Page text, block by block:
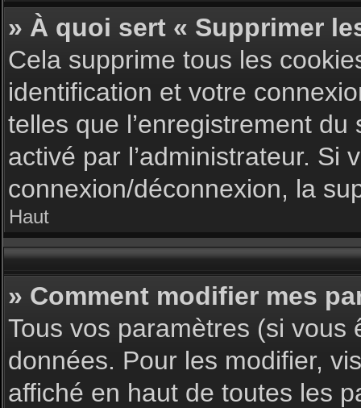
» À quoi sert « Supprimer
Cela supprime tous les
identification et votre
telles que l’enregistrement
activé par l’administrateur. Si
connexion/déconnexion, la
Haut
» Comment modifier mes
Tous vos paramètres (si
données. Pour les modifier,
affiché en haut de toutes les